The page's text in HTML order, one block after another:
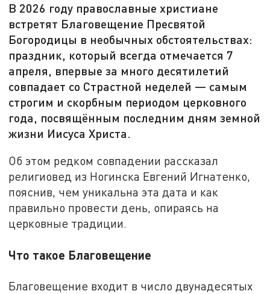
В 2026 году православные христиане
встретят Благовещение Пресвятой
Богородицы в необычных обстоятельствах:
праздник, который всегда отмечается 7
апреля, впервые за много десятилетий
совпадает со Страстной неделей — самым
строгим и скорбным периодом церковного
года, посвящённым последним дням земной
жизни Иисуса Христа.
Об этом редком совпадении рассказал
религиовед из Ногинска Евгений Игнатенко,
пояснив, чем уникальна эта дата и как
правильно провести день, опираясь на
церковные традиции.
Что такое Благовещение
Благовещение входит в число двунадесятых